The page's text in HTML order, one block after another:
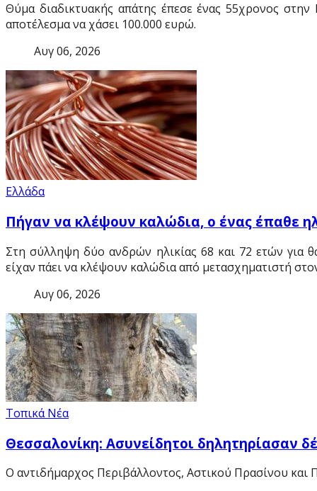
Θύμα διαδικτυακής απάτης έπεσε ένας 55χρονος
αποτέλεσμα να χάσει 100.000 ευρώ.
Αυγ 06, 2026
Ελλάδα
Πήγαν να κλέψουν καλώδια, ο ένας έπαθε
Στη σύλληψη δύο ανδρών ηλικίας 68 και 72 ετών για
είχαν πάει να κλέψουν καλώδια από μετασχηματιστή
Αυγ 06, 2026
Τοπικά Νέα
Θεσσαλονίκη: Ασυνείδητοι δηλητηρίασαν
Ο αντιδήμαρχος Περιβάλλοντος, Αστικού Πρασίνου και